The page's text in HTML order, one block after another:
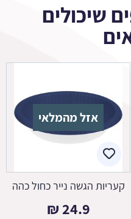
שיכולים
אזל מהמלאי
קעריות הגשה נייר כחול כהה
24.9
₪